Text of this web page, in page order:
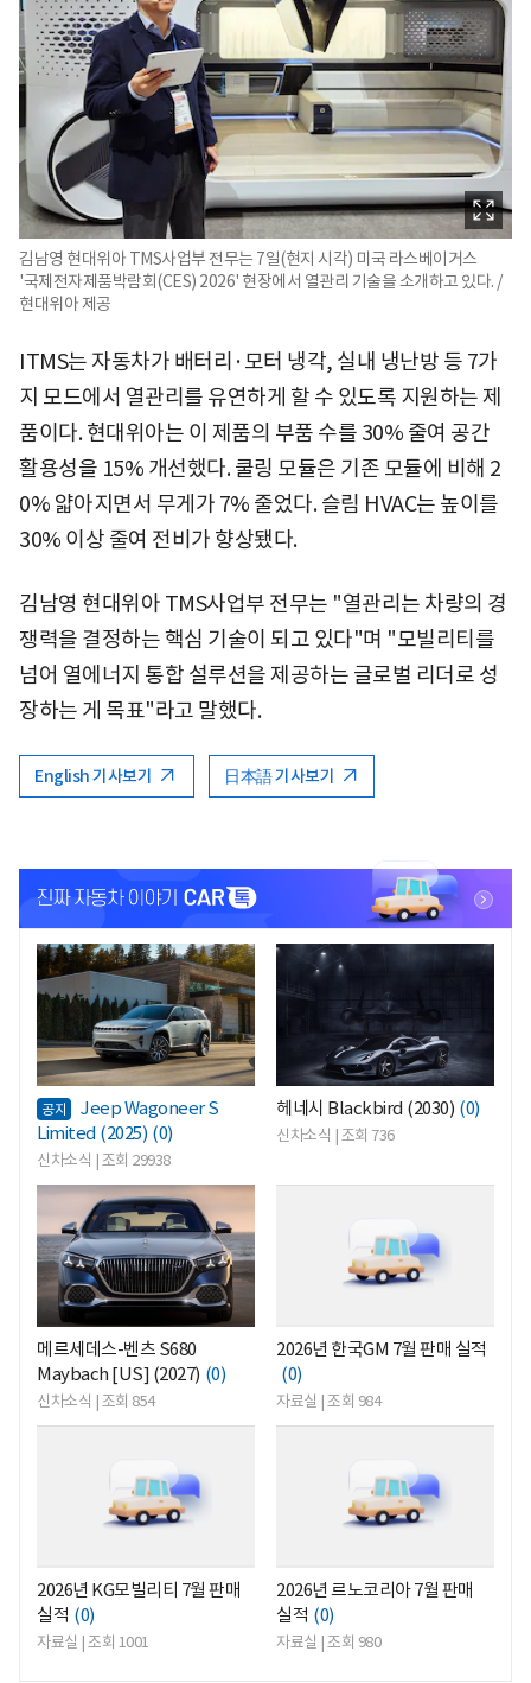
김남영 현대위아 TMS사업부 전무는 7일(현지 시각) 미국 라스베이거스
'국제전자제품박람회(CES) 2026' 현장에서 열관리 기술을 소개하고 있다. /
현대위아 제공
ITMS는 자동차가 배터리·모터 냉각, 실내 냉난방 등 7가
지 모드에서 열관리를 유연하게 할 수 있도록 지원하는 제
품이다. 현대위아는 이 제품의 부품 수를 30% 줄여 공간
활용성을 15% 개선했다. 쿨링 모듈은 기존 모듈에 비해 2
0% 얇아지면서 무게가 7% 줄었다. 슬림 HVAC는 높이를
30% 이상 줄여 전비가 향상됐다.
김남영 현대위아 TMS사업부 전무는 "열관리는 차량의 경
쟁력을 결정하는 핵심 기술이 되고 있다"며 "모빌리티를
넘어 열에너지 통합 설루션을 제공하는 글로벌 리더로 성
장하는 게 목표"라고 말했다.
English 기사보기 日本語 기사보기
<
공지
Jeep Wagoneer S
Limited (2025) (0)
신차소식 | 조회 29938
<
헤네시 Blackbird (2030) (0)
신차소식 | 조회 736
<
메르세데스-벤츠 S680
Maybach [US] (2027) (0)
신차소식 | 조회 854
2026년 한국GM 7월 판매 실적
(0)
자료실 | 조회 984
2026년 KG모빌리티 7월 판매
실적 (0)
자료실 | 조회 1001
2026년 르노코리아 7월 판매
실적 (0)
자료실 | 조회 980